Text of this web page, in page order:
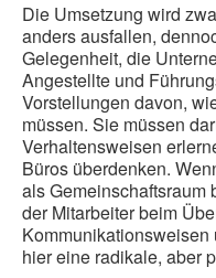
Die Umsetzung wird
anders ausfallen,
Gelegenheit, die
Angestellte und
Vorstellungen davon,
müssen. Sie müssen
Verhaltensweisen
Büros überdenken.
als Gemeinschaftsraum
der Mitarbeiter beim
hier eine radikale, aber